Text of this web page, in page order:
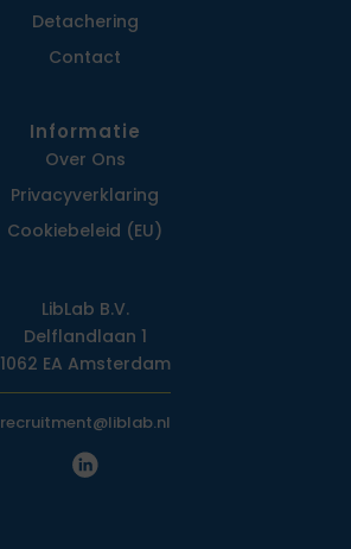
Detachering
Contact
Informatie
Over Ons
Privacy­verklaring
Cookiebeleid (EU)
LibLab B.V.
Delflandlaan 1
1062 EA Amsterdam
recruitment@liblab.nl